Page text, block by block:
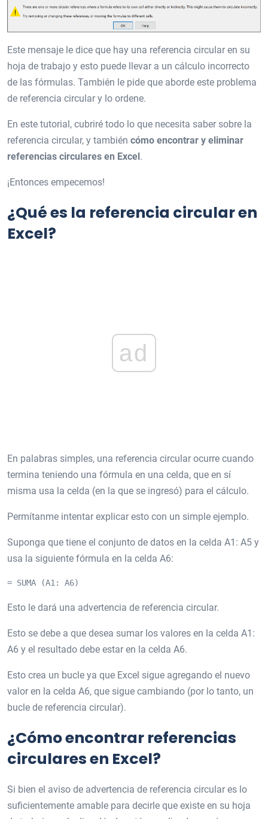
Este mensaje le dice que hay una referencia circular en su
hoja de trabajo y esto puede llevar a un cálculo incorrecto
de las fórmulas. También le pide que aborde este problema
de referencia circular y lo ordene.
En este tutorial, cubriré todo lo que necesita saber sobre la
referencia circular, y también cómo encontrar y eliminar
referencias circulares en Excel.
¡Entonces empecemos!
¿Qué es la referencia circular en
Excel?
ad
En palabras simples, una referencia circular ocurre cuando
termina teniendo una fórmula en una celda, que en sí
misma usa la celda (en la que se ingresó) para el cálculo.
Permítanme intentar explicar esto con un simple ejemplo.
Suponga que tiene el conjunto de datos en la celda A1: A5 y
usa la siguiente fórmula en la celda A6:
= SUMA (A1: A6)
Esto le dará una advertencia de referencia circular.
Esto se debe a que desea sumar los valores en la celda A1:
A6 y el resultado debe estar en la celda A6.
Esto crea un bucle ya que Excel sigue agregando el nuevo
valor en la celda A6, que sigue cambiando (por lo tanto, un
bucle de referencia circular).
¿Cómo encontrar referencias
circulares en Excel?
Si bien el aviso de advertencia de referencia circular es lo
suficientemente amable para decirle que existe en su hoja